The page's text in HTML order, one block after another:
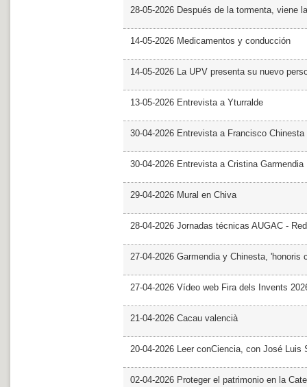
28-05-2026 Después de la tormenta, viene
14-05-2026 Medicamentos y conducción
14-05-2026 La UPV presenta su nuevo
13-05-2026 Entrevista a Yturralde
30-04-2026 Entrevista a Francisco Chinesta
30-04-2026 Entrevista a Cristina Garmendia
29-04-2026 Mural en Chiva
28-04-2026 Jornadas técnicas AUGAC -
27-04-2026 Garmendia y Chinesta, 'honoris
27-04-2026 Vídeo web Fira dels Invents
21-04-2026 Cacau valencià
20-04-2026 Leer conCiencia, con José Luis
02-04-2026 Proteger el patrimonio en la